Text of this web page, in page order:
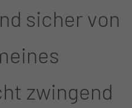
sicher von
zwingend